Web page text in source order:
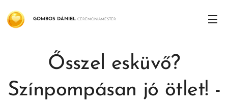
GOMBOS DÁNIEL CEREMÓNIAMESTER
Ősszel esküvő?
Színpompásan jó ötlet! -